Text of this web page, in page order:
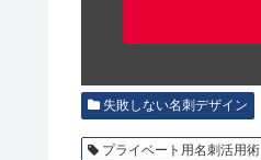
失敗しない名刺デザイン
プライベート用名刺活用術